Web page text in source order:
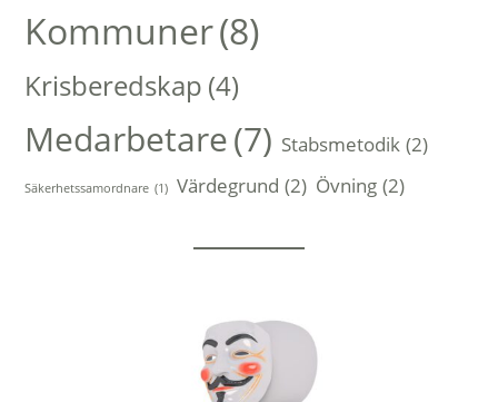
Kommuner(8)
Krisberedskap (4)
Medarbetare(7) Stabsmetodik (2)
Säkerhetssamordnare (1) Värdegrund (2) Övning (2)